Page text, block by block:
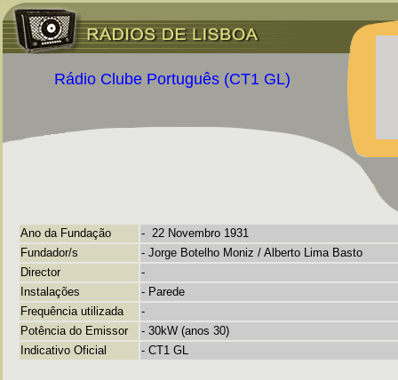
Ano da Fundação - 22 Novembro 1931
Fundador/s
- Jorge Botelho Moniz / Alberto Lima Basto
Director
-
Instalações
- Parede
Frequência utilizada
-
Potência do Emissor
- 30kW (anos 30)
Indicativo Oficial
- CT1 GL
Rádio Clube Português (CT1 GL)